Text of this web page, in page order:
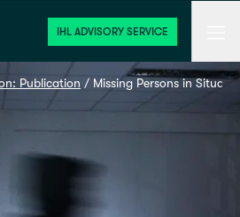
IHL ADVISORY SERVICE
Publication / Missing Persons in